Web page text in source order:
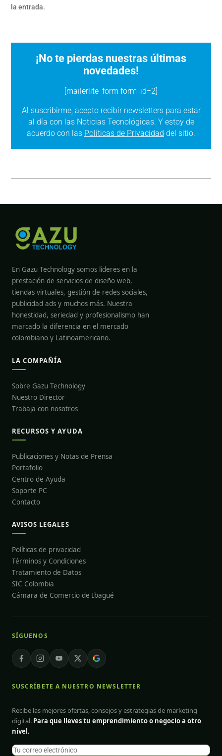
la entrada.
¡No te pierdas nuestras últimas
novedades!
[mailerlite_form form_id=2]
Al suscribirme, acepto recibir newsletters para estar
al día con las Noticias Tecnológicas. Y estoy de
acuerdo con las Políticas de Privacidad del sitio.
En Gazu Technology somos líderes en la
prestación de servicios de diseño web,
tiendas virtuales, gestión de redes sociales,
publicidad ads y muchos más. Nuestra
honestidad, seriedad y profesionalismo han
marcado la diferencia en el mercado
colombiano y Latinoamericano.
LA COMPAÑÍA
Sobre Gazu Technology
Nuestro Director
Trabaja con nosotros
RECURSOS Y AYUDA
Publicaciones y Notas de Prensa
Portafolio
Centro de Ayuda
Soporte PC
Contacto
AVISOS LEGALES
Políticas de privacidad
Términos y Condiciones
Tratamiento de Datos
SIC Colombia
Cámara de Comercio de Ibagué
SÍGUENOS
SUSCRÍBETE A NUESTRO NEWSLETTER
Recibe las mejores ofertas, consejos y estrategias de marketing
digital. Para que lleves tu emprendimiento o negocio a otro
nivel.